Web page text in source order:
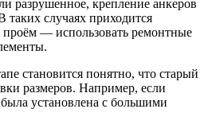
разрушенное, крепление анкеров
случаях приходится
проём — использовать ремонтные
становится понятно, что старый
размеров. Например, если
установлена с большими